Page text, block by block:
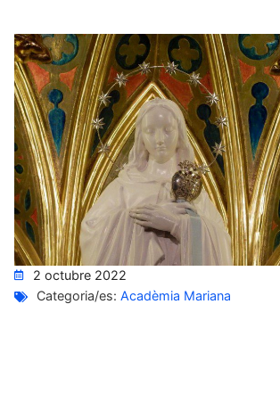
2 octubre 2022
Categoria/es: Acadèmia Mariana